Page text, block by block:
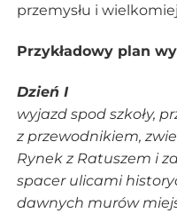
przemysłu i
Przykładowy plan
Dzień I
wyjazd spod szkoły,
z przewodnikiem,
Rynek z Ratuszem i
spacer ulicami
dawnych murów